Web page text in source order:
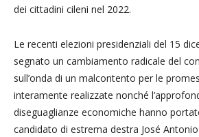
dei cittadini cileni nel 2022.
Le recenti elezioni presidenziali del 15
segnato un cambiamento radicale del
sull’onda di un malcontento per le
interamente realizzate nonché
diseguaglianze economiche hanno
candidato di estrema destra José